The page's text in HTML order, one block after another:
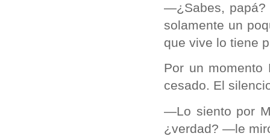
—¿Sabes, papá?
solamente un
que vive lo tiene
Por un
cesado. El
—Lo siento por
¿verdad? —le